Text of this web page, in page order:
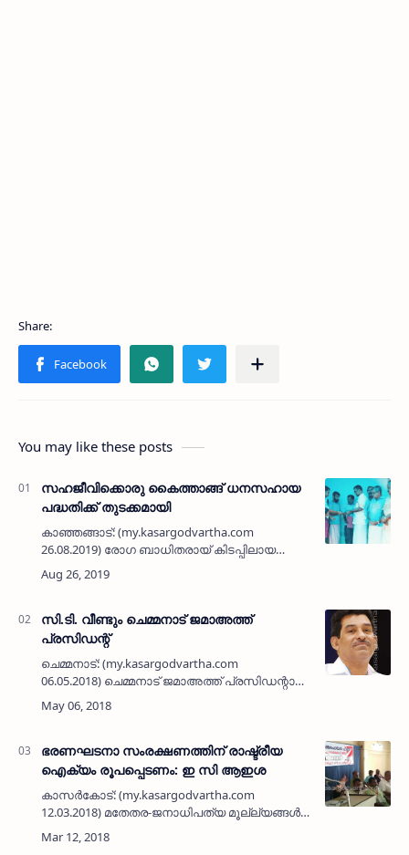
You may like these posts
സഹജീവിക്കൊരു കൈത്താങ്ങ് ധനസഹായ
പദ്ധതിക്ക് തുടക്കമായി
കാഞ്ഞങ്ങാട്: (my.kasargodvartha.com
26.08.2019) രോഗ ബാധിതരായ് കിടപ്പിലായ
നിര്‍ധനര്‍ക്ക് വേണ്ടി ഐങ്ങോത്ത് തിരംഗാ
കള്‍ച്ചറല്‍ സെന്റര്‍ ആവിഷ്‌കരിച്ച
സി.ടി. വീണ്ടും ചെമ്മനാട് ജമാഅത്ത്
പ്രസിഡന്റ്
ചെമ്മനാട്: (my.kasargodvartha.com
06.05.2018) ചെമ്മനാട് ജമാഅത്ത് പ്രസിഡന്റായി
വീണ്ടും തെരഞ്ഞെടുക്കപ്പെട്ട സി.ടി. അഹമ്മദലി
ചുമതലയേറ്റു. 35 വര്‍ഷങ്ങള്‍ക്ക് മുമ്പ് 1982ലാണ്…
ഭരണഘടനാ സംരക്ഷണത്തിന് രാഷ്ട്രീയ
ഐക്യം രൂപപ്പെടണം: ഇ സി ആഇശ
കാസര്‍കോട്: (my.kasargodvartha.com
12.03.2018) മതേതര-ജനാധിപത്യ മൂല്ല്യങ്ങള്‍
ഉയര്‍ത്തിപ്പിടിക്കുന്ന രാജ്യത്തിന്റെ ഭരണഘടനാ
തത്വങ്ങള്‍ സംരക്ഷിക്കപ്പെടുന്നതിന് വേണ്ടി